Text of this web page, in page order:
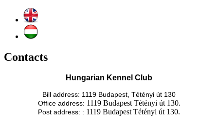
Contacts
Hungarian Kennel Club
Bill address: 1119 Budapest, Tétényi út 130
Office address: 1119 Budapest Tétényi út 130.
Post address: : 1119 Budapest Tétényi út 130.